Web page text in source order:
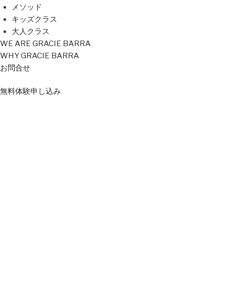
メソッド
キッズクラス
大人クラス
WE ARE GRACIE BARRA
WHY GRACIE BARRA
お問合せ
無料体験申し込み